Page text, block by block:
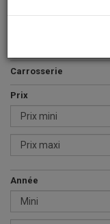
Carrosserie
Prix
Année